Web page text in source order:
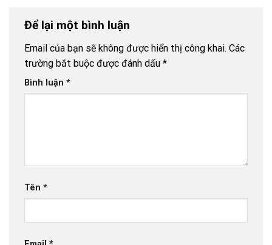
Để lại một bình luận
Email của bạn sẽ không được hiển thị công khai. Các
trường bắt buộc được đánh dấu *
Bình luận *
Tên *